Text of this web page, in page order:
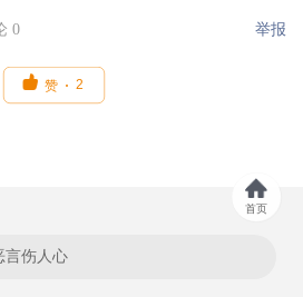
0 举报
 赞 2
言伤人心
首页